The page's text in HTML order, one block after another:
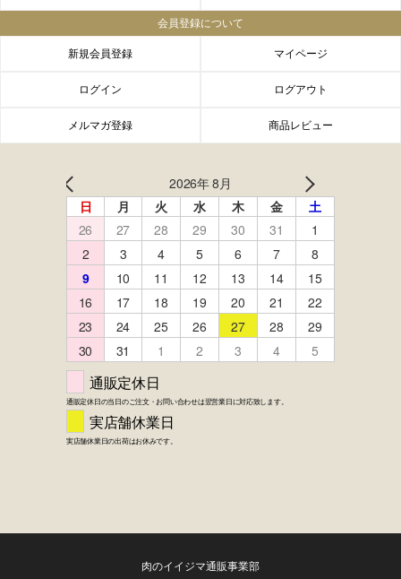
会員登録について
新規会員登録 マイページ
ログイン ログアウト
メルマガ登録 商品レビュー
肉のイイジマ通販事業部